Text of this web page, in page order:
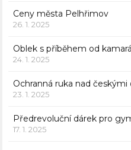
Ceny města Pelhřimov
26. 1. 2025
Oblek s příběhem od
24. 1. 2025
Ochranná ruka nad
23. 1. 2025
Předrevoluční dárek pro
17. 1. 2025